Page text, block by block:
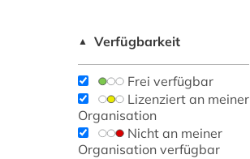
▲ Verfügbarkeit
Frei verfügbar
Lizenziert an meiner
Organisation
Nicht an meiner
Organisation verfügbar